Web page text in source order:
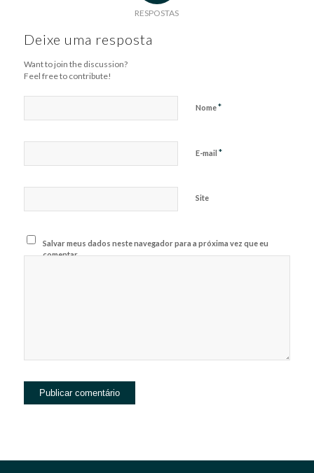
RESPOSTAS
Deixe uma resposta
Want to join the discussion?
Feel free to contribute!
Nome*
E-mail *
Site
Salvar meus dados neste navegador para a próxima vez que eu
comentar.